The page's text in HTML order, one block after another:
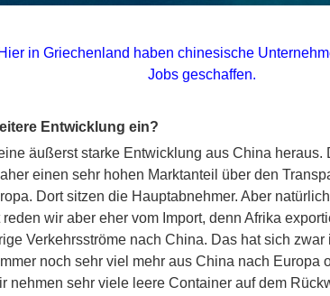
in Griechenland haben chinesische
Jobs geschaffen.
Entwicklung ein?
äußerst starke Entwicklung aus China heraus.
einen sehr hohen Marktanteil über den
Dort sitzen die Hauptabnehmer. Aber
wir aber eher vom Import, denn Afrika
Verkehrsströme nach China. Das hat sich
noch sehr viel mehr aus China nach Europa
nehmen sehr viele leere Container auf dem